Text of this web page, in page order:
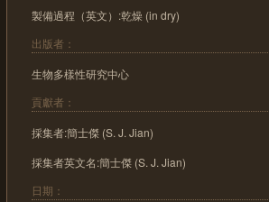
製備過程（英文）:乾燥 (in dry)
出版者：
生物多樣性研究中心
貢獻者：
採集者:簡士傑 (S. J. Jian)
採集者英文名:簡士傑 (S. J. Jian)
日期：